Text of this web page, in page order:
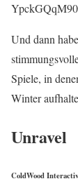
Und dann
Spiele, in
Winter
Unravel
ColdWood